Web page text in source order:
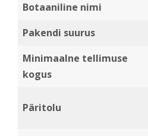
Botaaniline nimi
Pakendi suurus
Minimaalne tellimuse
kogus
Päritolu